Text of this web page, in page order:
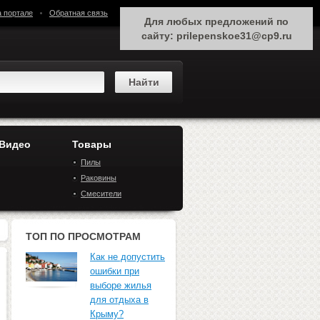
портале Обратная связь
Товары
Пилы
Раковины
Смесители
ТОП ПО ПРОСМОТРАМ
Как не допустить
ошибки при
выборе жилья
для отдыха в
Крыму?
Для любых предложений по
сайту: prilepenskoe31@cp9.ru